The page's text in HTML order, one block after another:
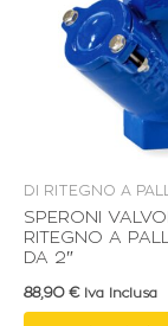
DI RITEGNO A
SPERONI
RITEGNO A
DA 2″
88,90 € Iva Inclusa